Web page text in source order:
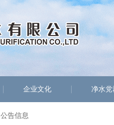
企业文化 净水党
公告信息